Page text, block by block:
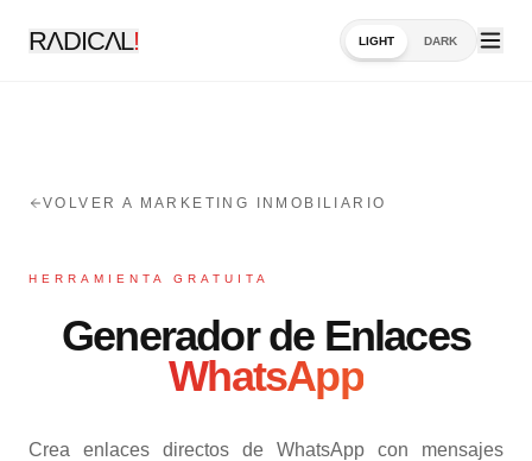
RΛDICΛL! LIGHT DARK
VOLVER A MARKETING INMOBILIARIO
HERRAMIENTA GRATUITA
Generador de Enlaces
WhatsApp
Crea enlaces directos de WhatsApp con mensajes